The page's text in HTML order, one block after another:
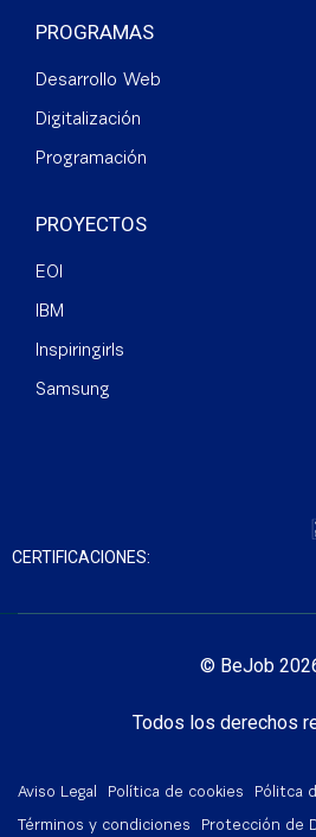
PROGRAMAS
Desarrollo Web
Digitalización
Programación
PROYECTOS
EOI
IBM
Inspiringirls
Samsung
CERTIFICACIONES:
© BeJob
Todos los derechos
Aviso Legal Política de cookies Pólitca
Términos y condiciones Protección de